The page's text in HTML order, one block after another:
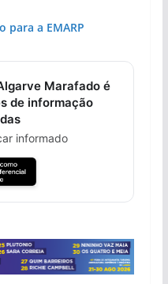
para a EMARP
Marafado é
de informação
informado